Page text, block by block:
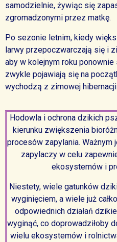
samodzielnie, żywiąc się
zgromadzonymi przez matkę.
Po sezonie letnim, kiedy
larwy przepoczwarczają się i
aby w kolejnym roku
zwykle pojawiają się na
wychodzą z zimowej hibernacji.
Hodowla i ochrona dzikich
kierunku zwiększenia
procesów zapylania. Ważnym
zapylaczy w celu
ekosystemów i
Niestety, wiele gatunków
wyginięciem, a wiele już
odpowiednich działań
wyginąć, co doprowadziłoby
wielu ekosystemów i